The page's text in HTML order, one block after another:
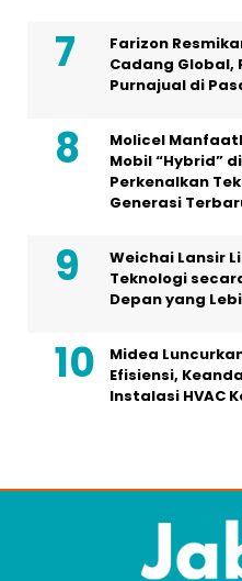
Farizon
Cadang Global,
Purnajual di
Molicel
Mobil “Hybrid”
Perkenalkan
Generasi
Weichai Lansir
Teknologi
Depan yang
Midea
Efisiensi,
Instalasi HVAC